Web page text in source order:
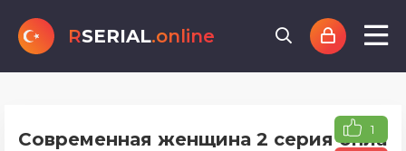
RSERIAL.online
Современная женщина 2 серия 1